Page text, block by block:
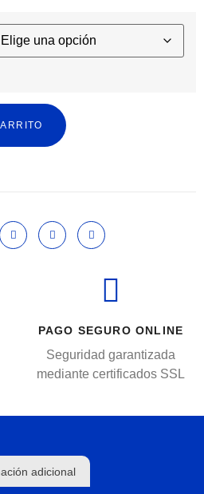
PAGO SEGURO ONLINE
Seguridad garantizada
mediante certificados SSL
adicional